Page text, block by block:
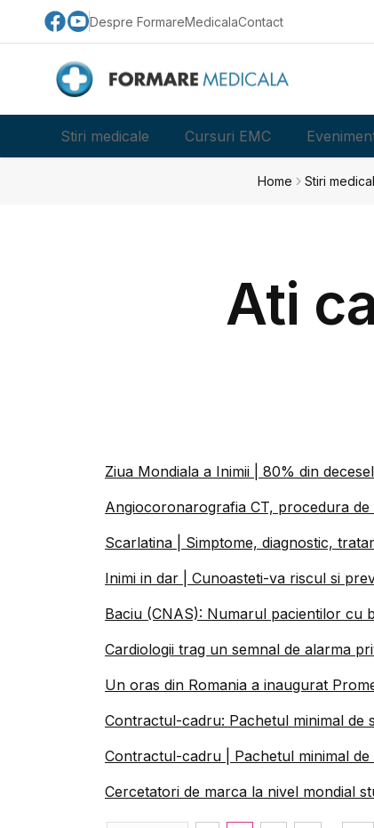
Despre FormareMedicalaContact
Stiri medicale Cursuri EMC
Home Stiri
Ati
Ziua Mondiala a Inimii | 80% din
Angiocoronarografia CT, procedura
Scarlatina | Simptome, diagnostic,
Inimi in dar | Cunoasteti-va riscul si
Baciu (CNAS): Numarul pacientilor cu
Cardiologii trag un semnal de alarma
Un oras din Romania a inaugurat
Contractul-cadru: Pachetul minimal de
Contractul-cadru | Pachetul minimal
Cercetatori de marca la nivel mondial